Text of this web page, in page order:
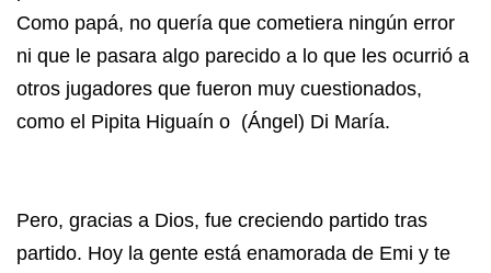
Como papá, no quería que cometiera ningún error
ni que le pasara algo parecido a lo que les ocurrió a
otros jugadores que fueron muy cuestionados,
como el Pipita Higuaín o (Ángel) Di María.
Pero, gracias a Dios, fue creciendo partido tras
partido. Hoy la gente está enamorada de Emi y te